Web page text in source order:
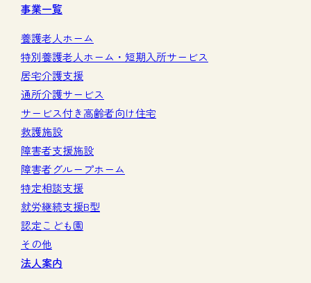
事業一覧
養護老人ホーム
特別養護老人ホーム・短期入所サービス
居宅介護支援
通所介護サービス
サービス付き高齢者向け住宅
救護施設
障害者支援施設
障害者グループホーム
特定相談支援
就労継続支援B型
認定こども園
その他
法人案内